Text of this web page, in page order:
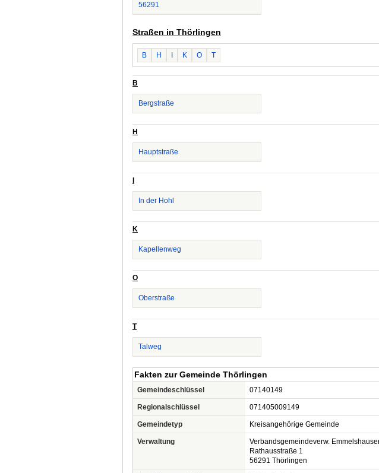
56291
Straßen in Thörlingen
B H K O T
B
Bergstraße
H
Hauptstraße
In der Hohl
K
Kapellenweg
O
Oberstraße
T
Talweg
Fakten zur Gemeinde Thörlingen
Gemeindeschlüssel 07140149
Regionalschlüssel 071405009149
Gemeindetyp Kreisangehörige Gemeinde
Verwaltung
Verbandsgemeindeverw.
Rathausstraße 1
56291 Thörlingen